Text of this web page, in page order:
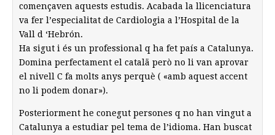
començaven aquests estudis. Acabada la llicenciatura
va fer l’especialitat de Cardiologia a l’Hospital de la
Vall d ‘Hebrón.
Ha sigut i és un professional q ha fet país a Catalunya.
Domina perfectament el catalä però no li van aprovar
el nivell C fa molts anys perquè ( «amb aquest accent
no li podem donar»).
Posteriorment he conegut persones q no han vingut a
Catalunya a estudiar pel tema de l’idioma. Han buscat